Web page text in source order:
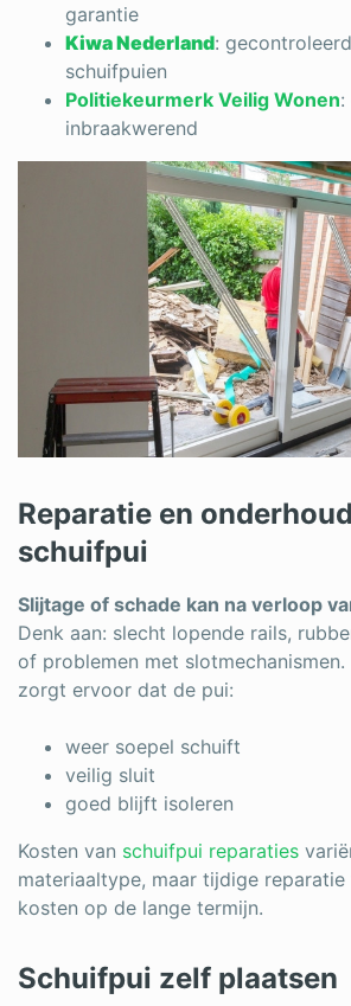
garantie
Kiwa Nederland:
schuifpuien
Politiekeurmerk Veilig Wonen:
inbraakwerend
Reparatie en
schuifpui
Slijtage of schade kan na verloop
Denk aan: slecht lopende rails,
of problemen met slotmechanismen.
zorgt ervoor dat de pui:
weer soepel schuift
veilig sluit
goed blijft isoleren
Kosten van schuifpui reparaties
materiaaltype, maar tijdige
kosten op de lange termijn.
Schuifpui zelf plaatsen